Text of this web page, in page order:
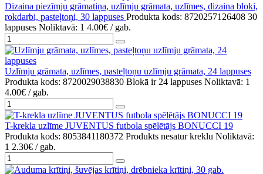
Dizaina piezīmju grāmatiņa, uzlīmju grāmata, uzlīmes, dizaina bloki,
rokdarbi, pasteļtoņi, 30 lappuses Produkta kods: 8720257126408 30
lappuses Noliktavā: 1 4.00€ / gab.
Uzlīmju grāmata, uzlīmes, pasteļtoņu uzlīmju grāmata, 24 lappuses
Produkta kods: 8720029038830 Blokā ir 24 lappuses Noliktavā: 1
4.00€ / gab.
T-krekla uzlīme JUVENTUS futbola spēlētājs BONUCCI 19
Produkta kods: 8053841180372 Produkts nesatur kreklu Noliktavā:
1 2.30€ / gab.